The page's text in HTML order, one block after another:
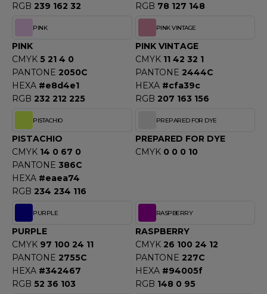
RGB 239 162 32
RGB 78 127 148
PINK
PINK
CMYK 5 21 4 0
PANTONE 2050C
HEXA #e8d4e1
RGB 232 212 225
PINK VINTAGE
PINK VINTAGE
CMYK 11 42 32 1
PANTONE 2444C
HEXA #cfa39c
RGB 207 163 156
PISTACHIO
PISTACHIO
CMYK 14 0 67 0
PANTONE 386C
HEXA #eaea74
RGB 234 234 116
PREPARED FOR DYE
PREPARED FOR DYE
CMYK 0 0 0 10
PURPLE
PURPLE
CMYK 97 100 24 11
PANTONE 2755C
HEXA #342467
RGB 52 36 103
RASPBERRY
RASPBERRY
CMYK 26 100 24 12
PANTONE 227C
HEXA #94005f
RGB 148 0 95